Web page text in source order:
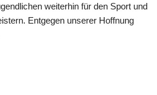
weiterhin für den Sport und
Entgegen unserer Hoffnung